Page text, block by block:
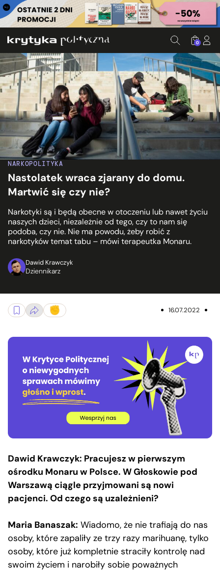
0
NARKOPOLITYKA
Nastolatek wraca zjarany do domu.
Martwić się czy nie?
Narkotyki są i będą obecne w otoczeniu lub nawet życiu
naszych dzieci, niezależnie od tego, czy to nam się
podoba, czy nie. Nie ma powodu, żeby robić z
narkotyków temat tabu – mówi terapeutka Monaru.
Dawid Krawczyk
Dziennikarz
16.07.2022
Dawid Krawczyk: Pracujesz w pierwszym
ośrodku Monaru w Polsce. W Głoskowie pod
Warszawą ciągle przyjmowani są nowi
pacjenci. Od czego są uzależnieni?
Maria Banaszak: Wiadomo, że nie trafiają do nas
osoby, które zapaliły ze trzy razy marihuanę, tylko
osoby, które już kompletnie straciły kontrolę nad
swoim życiem i narobiły sobie poważnych